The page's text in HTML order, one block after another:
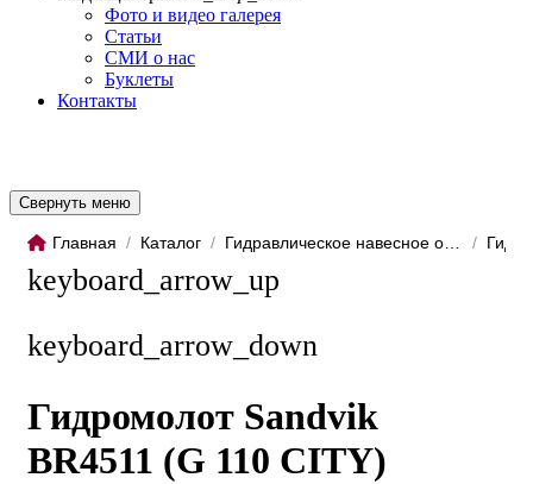
Фото и видео галерея
Статьи
СМИ о нас
Буклеты
Контакты
Свернуть меню
Главная / Каталог / /
keyboard_arrow_up
keyboard_arrow_down
Гидромолот Sandvik
BR4511 (G 110 CITY)